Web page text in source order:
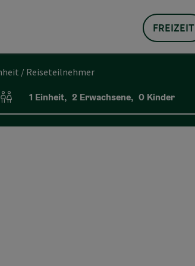
FREIZEIT
Einheit / Reiseteilnehmer
Einheitenanzahl und Personenfelder
1 Einheit, 2 Erwachsene, 0 Kinder